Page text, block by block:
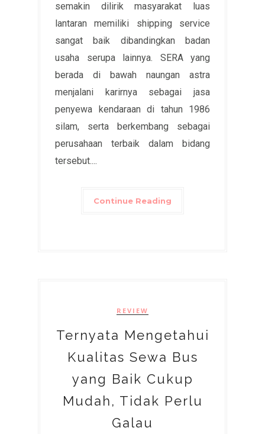
semakin dilirik masyarakat luas
lantaran memiliki shipping service
sangat baik dibandingkan badan
usaha serupa lainnya. SERA yang
berada di bawah naungan astra
menjalani karirnya sebagai jasa
penyewa kendaraan di tahun 1986
silam, serta berkembang sebagai
perusahaan terbaik dalam bidang
tersebut....
Continue Reading
REVIEW
Ternyata Mengetahui
Kualitas Sewa Bus
yang Baik Cukup
Mudah, Tidak Perlu
Galau